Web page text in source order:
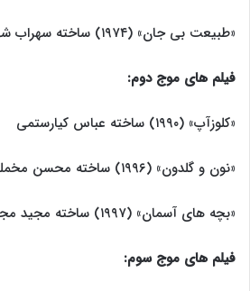
«طبیعت بی جان» (۱۹۷۴) ساخته سهراب شهیدثالث
فیلم های موج دوم:
«کلوزآپ» (۱۹۹۰) ساخته عباس کیارستمی
«نون و گلدون» (۱۹۹۶) ساخته محسن مخملباف
«بچه های آسمان» (۱۹۹۷) ساخته مجید مجیدی
فیلم های موج سوم: